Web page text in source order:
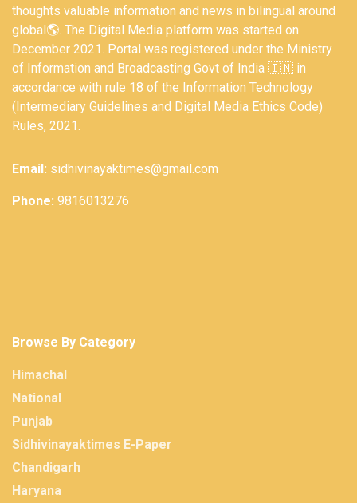
thoughts valuable information and news in bilingual around
global🌎. The Digital Media platform was started on
December 2021. Portal was registered under the Ministry
of Information and Broadcasting Govt of India 🇮🇳 in
accordance with rule 18 of the Information Technology
(Intermediary Guidelines and Digital Media Ethics Code)
Rules, 2021.
Email: sidhivinayaktimes@gmail.com
Phone: 9816013276
Browse By Category
Himachal
National
Punjab
Sidhivinayaktimes E-Paper
Chandigarh
Haryana